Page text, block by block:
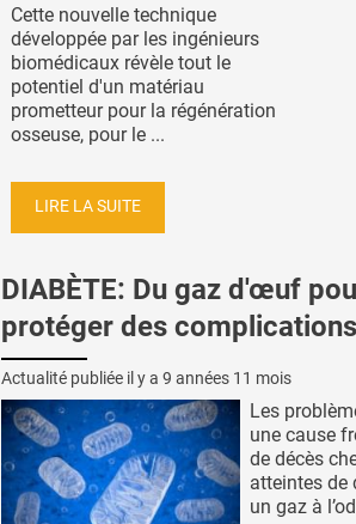
Cette nouvelle technique
développée par les ingénieurs
biomédicaux révèle tout le
potentiel d'un matériau
prometteur pour la régénération
osseuse, pour le ...
LIRE LA SUITE
DIABÈTE: Du gaz d'œuf
protéger des
Actualité publiée il y a 9 années 11 mois
Les
une cause
de décès
atteintes de
un gaz à